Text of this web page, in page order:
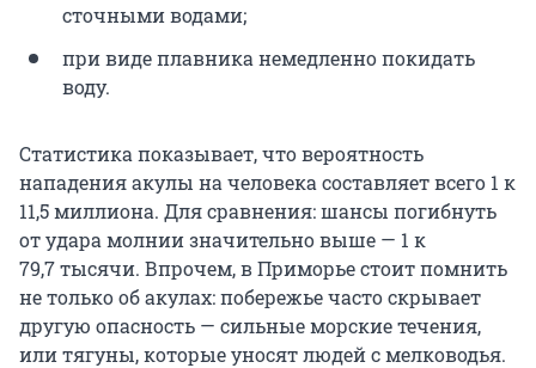
сточными водами;
при виде плавника немедленно покидать
воду.
Статистика показывает, что вероятность
нападения акулы на человека составляет всего 1 к
11,5 миллиона. Для сравнения: шансы погибнуть
от удара молнии значительно выше — 1 к
79,7 тысячи. Впрочем, в Приморье стоит помнить
не только об акулах: побережье часто скрывает
другую опасность — сильные морские течения,
или тягуны, которые уносят людей с мелководья.